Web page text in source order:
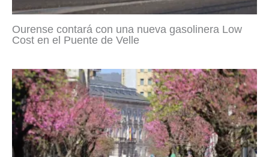
Ourense contará con una nueva gasolinera Low
Cost en el Puente de Velle